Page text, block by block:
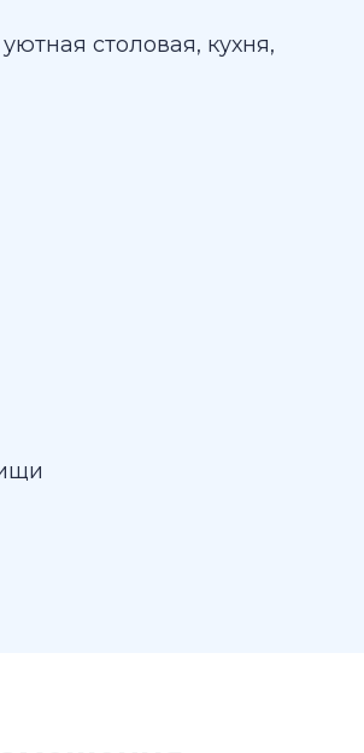
столовая, кухня,